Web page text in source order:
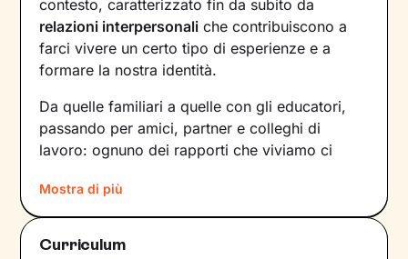
contesto, caratterizzato fin da subito da
relazioni interpersonali che contribuiscono a
farci vivere un certo tipo di esperienze e a
formare la nostra identità.
Da quelle familiari a quelle con gli educatori,
passando per amici, partner e colleghi di
lavoro: ognuno dei rapporti che viviamo ci
dinamiche che abbiamo sperimentato fino a
quel momento. Anche leemozioniche
proviamo e i
Mostra di più
Curriculum